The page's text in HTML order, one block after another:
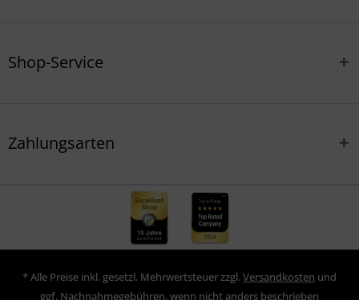
Shop-Service
Zahlungsarten
* Alle Preise inkl. gesetzl. Mehrwertsteuer zzgl.Versandkosten und
ggf. Nachnahmegebühren, wenn nicht anders beschrieben